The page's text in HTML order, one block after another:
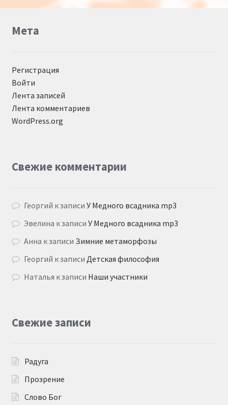
Мета
Регистрация
Войти
Лента записей
Лента комментариев
WordPress.org
Свежие комментарии
Георгий к записиУ Медного всадника mp3
Эвелина к записиУ Медного всадника mp3
Анна к записи Зимние метаморфозы
Георгий к записи Детская философия
Наталья к записи Наши участники
Свежие записи
Радуга
Прозрение
Слово Бог